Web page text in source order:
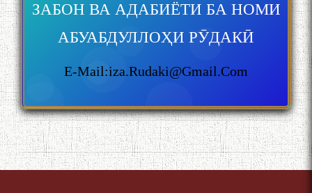
ЗАБОН ВА АДАБИЁТИ БА НОМИ
АБУАБДУЛЛОҲИ РӮДАКӢ
E-Mail:iza.rudaki@gmail.com